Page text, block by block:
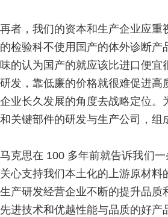
再者，我们的资本和生产企业应
的检验科不使用国产的体外诊断
味的认为国产的就应该比进口便
研发，靠低廉的价格就很难促进
企业长久发展的角度去战略定位
和关键部件的研发与生产公司，
马克思在 100 多年前就告诉我们
关心支持我们本土化的上游原材
生产研发经营企业不断的提升品
先进技术和优越性能与品质的好